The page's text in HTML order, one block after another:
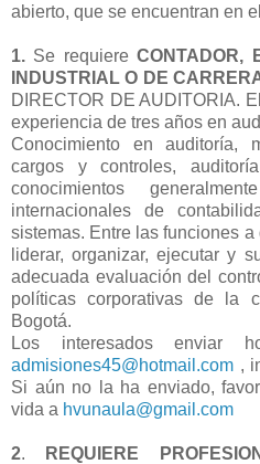
abierto, que se encuentran en
1. Se requiereCONTADOR,
INDUSTRIAL O DE
DIRECTOR DE AUDITORIA.
experiencia de tres años en
Conocimiento en auditoría,
cargos y controles,
conocimientos
internacionales de
sistemas. Entre las funciones
liderar, organizar, ejecutar y
adecuada evaluación del
políticas corporativas de la
Bogotá.
Los interesados enviar
admisiones45@hotmail.com ,
Si aún no la ha enviado,
vida a hvunaula@gmail.com
2.
REQUIERE